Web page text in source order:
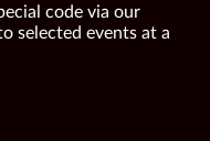
code via our
selected events at a